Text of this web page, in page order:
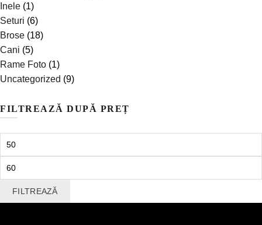
Inele (1)
Seturi (6)
Brose (18)
Cani (5)
Rame Foto (1)
Uncategorized (9)
FILTREAZĂ DUPĂ PREȚ
FILTREAZĂ